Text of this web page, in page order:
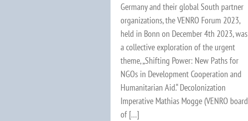
Germany and their global South partner
organizations, the VENRO Forum 2023,
held in Bonn on December 4th 2023, was
a collective exploration of the urgent
theme, „Shifting Power: New Paths for
NGOs in Development Cooperation and
Humanitarian Aid.“ Decolonization
Imperative Mathias Mogge (VENRO board
of […]